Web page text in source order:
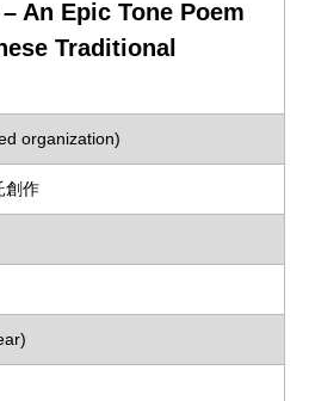
An Epic Tone Poem
Traditional
organization)
創作